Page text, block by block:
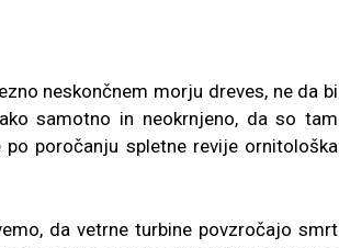
neskončnem morju dreves, ne da bi
samotno in neokrnjeno, da so tam
poročanju spletne revije ornitološka
da vetrne turbine povzročajo smrt